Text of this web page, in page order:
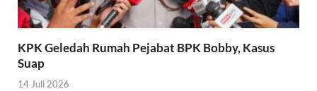
KPK Geledah Rumah Pejabat BPK Bobby, Kasus
Suap
14 Juli 2026